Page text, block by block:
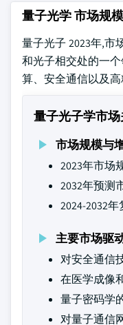
量子光学 市场规模
量子光子 2023年,市
和光子相交处的一
算、安全通信以及高
量子光子学市
市场规模与
2023年市场
2032年预测
2024-2032
主要市场驱
对安全通信
在医学成像
量子密码学
对量子通信